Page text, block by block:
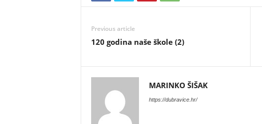
Previous article
120 godina naše škole (2)
MARINKO ŠIŠAK
https://dubravice.hr/